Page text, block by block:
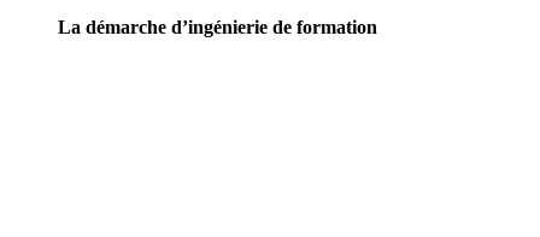
La démarche d’ingénierie de formation